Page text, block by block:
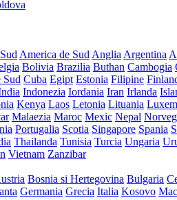
America de Sud Anglia Argentina
Bolivia Brazilia Buthan Cambogia
Sud Cuba Egipt Estonia Filipine
Indonezia Iordania Iran Irlanda
Kenya Laos Letonia Lituania
Malaezia Maroc Mexic Nepal
Portugalia Scotia Singapore Spania
Thailanda Tunisia Turcia Ungaria
Vietnam Zanzibar
Bosnia si Hertegovina Bulgaria
Germania Grecia Italia Kosovo